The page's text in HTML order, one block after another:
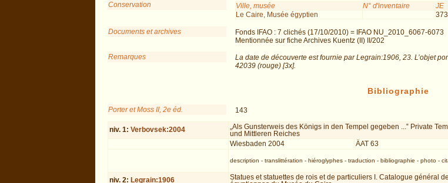
Conservation
Ville, musée N° d'inventaire JE
Le Caire, Musée égyptien
Documents et archives
Fonds IFAO : 7 clichés (17/10/2010) = IFAO NU_2010_6067-6073
Mentionnée sur fiche Archives Kuentz (II) II/202
Remarques
La date de découverte est fournie par Legrain:1906, 23. L’objet
42039 (rouge) [3x].
Bibliographie
Porter et Moss II, 2e éd. 143
niv. 1:Verbovsek:2004
„Als Gunsterweis des Königs in den Tempel gegeben ...‟ Private
und Mittleren Reiches
Wiesbaden 2004
ÄAT 63
description - translittération - hiéroglyphes- traduction - bibliographie - photo-
niv. 2: Legrain:1906
Statues et statuettes de rois et de particuliers I. Catalogue général